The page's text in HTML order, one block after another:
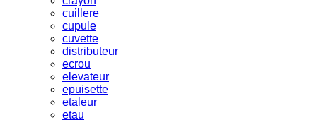
cuillere
cupule
cuvette
distributeur
ecrou
elevateur
epuisette
etaleur
etau